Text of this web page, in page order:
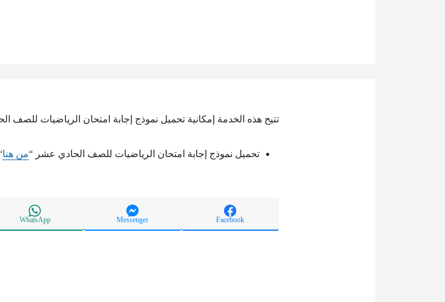
تتيح هذه الخدمة إمكانية تحميل نموذج إجابة امتحان الرياضيات للصف
تحميل نموذج إجابة امتحان الرياضيات للصف الحادي عشر “من هنا
Facebook
Messenger
WhatsApp